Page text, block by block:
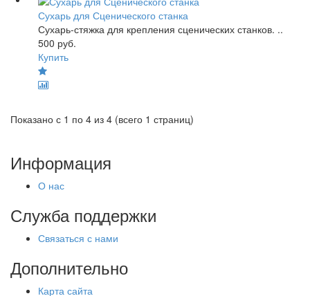
Сухарь для Сценического станка
Сухарь-стяжка для крепления сценических станков. ..
500 руб.
Купить
Показано с 1 по 4 из 4 (всего 1 страниц)
Информация
О нас
Служба поддержки
Связаться с нами
Дополнительно
Карта сайта